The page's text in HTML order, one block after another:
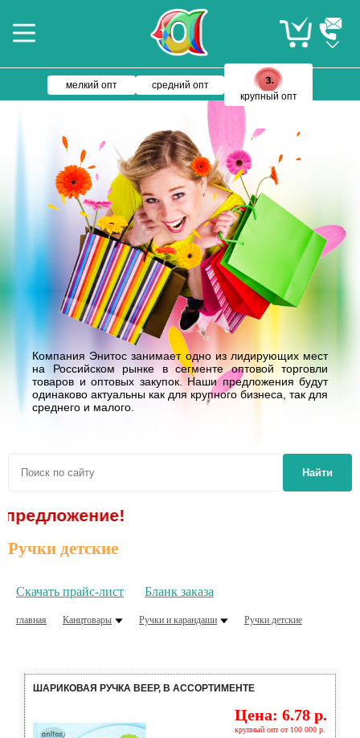
мелкий опт
средний опт
крупный опт
Компания Энитос занимает одно из лидирующих мест
на Российском рынке в сегменте оптовой торговли
товаров и оптовых закупок. Наши предложения будут
одинаково актуальны как для крупного бизнеса, так для
среднего и малого.
Найти
Ручки детские
Скачать прайс-лист Бланк заказа
главная Канцтовары Ручки и карандаши Ручки детские
ШАРИКОВАЯ РУЧКА ВЕЕР, В АССОРТИМЕНТЕ
Цена: 6.78 р.
крупный опт от 100 000 р.